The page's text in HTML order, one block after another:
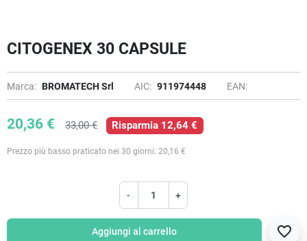
CITOGENEX 30 CAPSULE
Marca: BROMATECH Srl AIC: 911974448 EAN:
20,36 € 33,00 € Risparmia 12,64 €
Prezzo più basso praticato nei 30 giorni: 20,16 €
- +
Aggiungi al carrello favorite_border